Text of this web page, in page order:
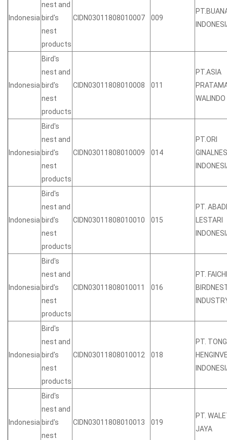
Indonesia
nest and
bird's
nest
products
CIDN03011808010007 009
Indonesia
Bird's
nest and
bird's
nest
products
CIDN03011808010008 011
PT.ASIA
WALINDO
Indonesia
Bird's
nest and
bird's
nest
products
CIDN03011808010009 014
PT.ORI
Indonesia
Bird's
nest and
bird's
nest
products
CIDN03011808010010 015
PT. ABADI
LESTARI
Indonesia
Bird's
nest and
bird's
nest
products
CIDN03011808010011 016
PT.
Indonesia
Bird's
nest and
bird's
nest
products
CIDN03011808010012 018
PT. TONG
Indonesia
Bird's
nest and
bird's
nest
CIDN03011808010013 019
PT.
JAYA